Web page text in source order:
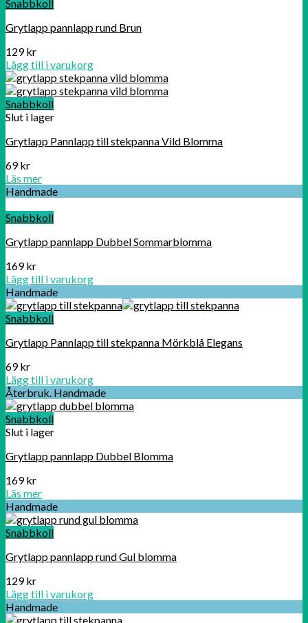
Snabbkoll
Grytlapp pannlapp rund Brun
129kr
Lägg till i varukorg
Snabbkoll
Slut i lager
Grytlapp Pannlapp till stekpanna Vild Blomma
69kr
Läs mer
Handmade
Snabbkoll
Grytlapp pannlapp Dubbel Sommarblomma
169kr
Lägg till i varukorg
Handmade
Snabbkoll
Grytlapp Pannlapp till stekpanna Mörkblå Elegans
69kr
Lägg till i varukorg
Återbruk. Handmade
Snabbkoll
Slut i lager
Grytlapp pannlapp Dubbel Blomma
169kr
Läs mer
Handmade
Snabbkoll
Grytlapp pannlapp rund Gul blomma
129kr
Lägg till i varukorg
Handmade